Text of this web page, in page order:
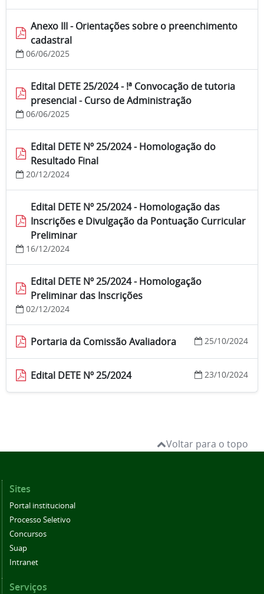
Anexo III - Orientações sobre o preenchimento
cadastral
06/06/2025
Edital DETE 25/2024 - !ª Convocação de tutoria
presencial - Curso de Administração
06/06/2025
Edital DETE Nº 25/2024 - Homologação do
Resultado Final
20/12/2024
Edital DETE Nº 25/2024 - Homologação das
Inscrições e Divulgação da Pontuação Curricular
Preliminar
16/12/2024
Edital DETE Nº 25/2024 - Homologação
Preliminar das Inscrições
02/12/2024
Portaria da Comissão Avaliadora 25/10/2024
Edital DETE Nº 25/2024 23/10/2024
Voltar para o topo
Sites
Portal institucional
Processo Seletivo
Concursos
Suap
Intranet
Serviços